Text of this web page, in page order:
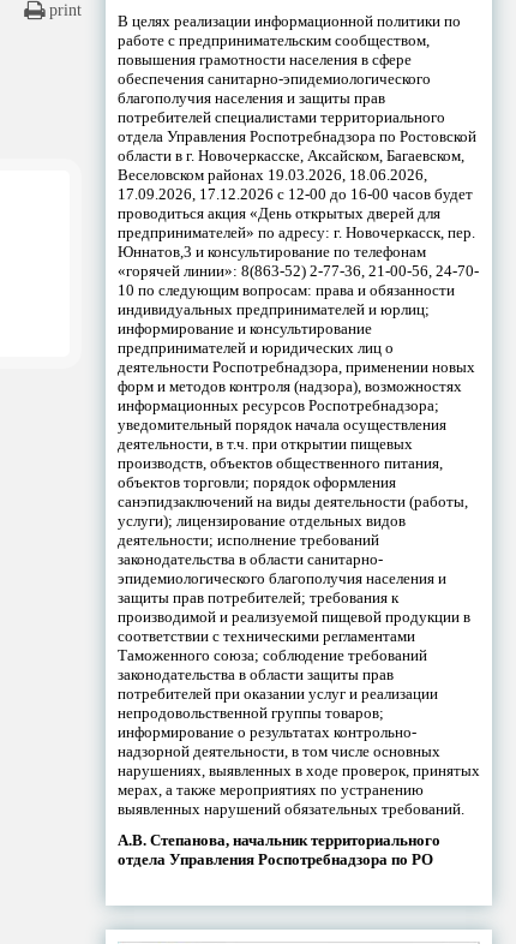
print
В целях реализации информационной политики по
работе с предпринимательским сообществом,
повышения грамотности населения в сфере
обеспечения санитарно-эпидемиологического
благополучия населения и защиты прав
потребителей специалистами территориального
отдела Управления Роспотребнадзора по Ростовской
области в г. Новочеркасске, Аксайском, Багаевском,
Веселовском районах 19.03.2026, 18.06.2026,
17.09.2026, 17.12.2026 с 12-00 до 16-00 часов будет
проводиться акция «День открытых дверей для
предпринимателей» по адресу: г. Новочеркасск, пер.
Юннатов,3 и консультирование по телефонам
«горячей линии»: 8(863-52) 2-77-36, 21-00-56, 24-70-
10 по следующим вопросам: права и обязанности
индивидуальных предпринимателей и юрлиц;
информирование и консультирование
предпринимателей и юридических лиц о
деятельности Роспотребнадзора, применении новых
форм и методов контроля (надзора), возможностях
информационных ресурсов Роспотребнадзора;
уведомительный порядок начала осуществления
деятельности, в т.ч. при открытии пищевых
производств, объектов общественного питания,
объектов торговли; порядок оформления
санэпидзаключений на виды деятельности (работы,
услуги); лицензирование отдельных видов
деятельности; исполнение требований
законодательства в области санитарно-
эпидемиологического благополучия населения и
защиты прав потребителей; требования к
производимой и реализуемой пищевой продукции в
соответствии с техническими регламентами
Таможенного союза; соблюдение требований
законодательства в области защиты прав
потребителей при оказании услуг и реализации
непродовольственной группы товаров;
информирование о результатах контрольно-
надзорной деятельности, в том числе основных
нарушениях, выявленных в ходе проверок, принятых
мерах, а также мероприятиях по устранению
выявленных нарушений обязательных требований.
А.В. Степанова, начальник территориального
отдела Управления Роспотребнадзора по РО